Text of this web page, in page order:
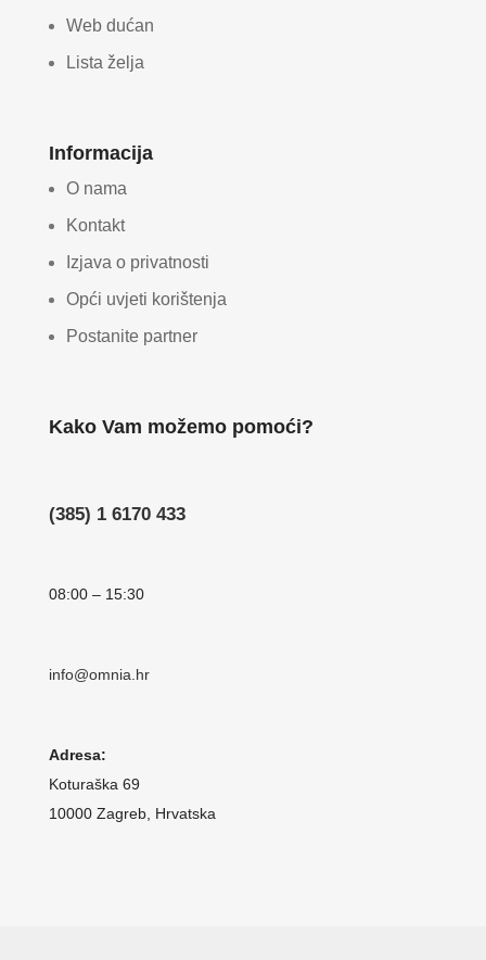
Web dućan
Lista želja
Informacija
O nama
Kontakt
Izjava o privatnosti
Opći uvjeti korištenja
Postanite partner
Kako Vam možemo pomoći?
(385) 1 6170 433
08:00 – 15:30
info@omnia.hr
Adresa:
Koturaška 69
10000 Zagreb, Hrvatska